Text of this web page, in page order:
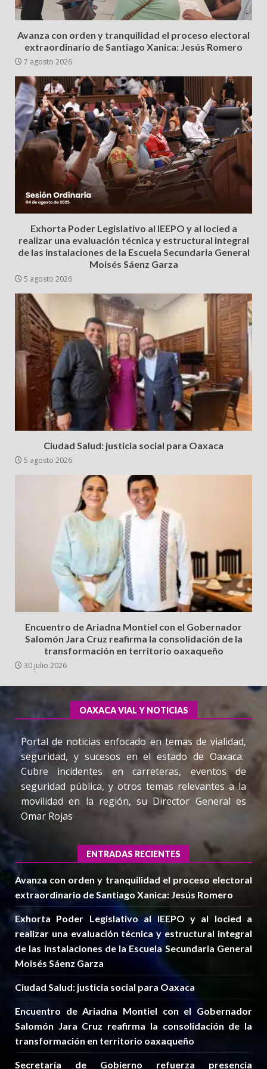
Avanza con orden y tranquilidad el proceso electoral
extraordinario de Santiago Xanica: Jesús Romero
7 agosto 2026
Exhorta Poder Legislativo al IEEPO y al Iocied a
realizar una evaluación técnica y estructural integral
de las instalaciones de la Escuela Secundaria General
Moisés Sáenz Garza
5 agosto 2026
Ciudad Salud: justicia social para Oaxaca
5 agosto 2026
Encuentro de Ariadna Montiel con el Gobernador
Salomón Jara Cruz reafirma la consolidación de la
transformación en territorio oaxaqueño
30 julio 2026
OAXACA VIAL Y NOTICIAS
Portal de noticias enfocado en temas de vialidad,
seguridad, y sucesos en el estado de Oaxaca.
Cubre incidentes en carreteras, eventos de
seguridad pública, y otros temas relevantes a la
movilidad en la región, su Director General es
Omar Rojas
ENTRADAS RECIENTES
Avanza con orden y tranquilidad el proceso electoral
extraordinario de Santiago Xanica: Jesús Romero
Exhorta Poder Legislativo al IEEPO y al Iocied a
realizar una evaluación técnica y estructural integral
de las instalaciones de la Escuela Secundaria General
Moisés Sáenz Garza
Ciudad Salud: justicia social para Oaxaca
Encuentro de Ariadna Montiel con el Gobernador
Salomón Jara Cruz reafirma la consolidación de la
transformación en territorio oaxaqueño
Secretaría de Gobierno refuerza presencia